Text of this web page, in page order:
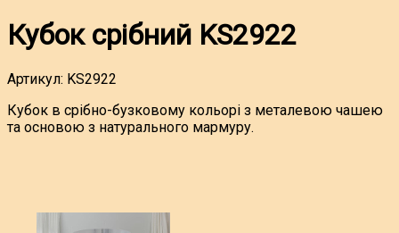
Кубок срібний KS2922
Артикул: KS2922
Кубок в срібно-бузковому кольорі з металевою чашею
та основою з натурального мармуру.